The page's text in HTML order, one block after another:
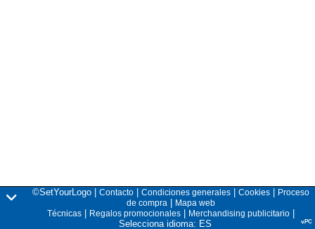
©SetYourLogo | Contacto| Condiciones generales| Cookies|
Proceso
de compra|
Mapa web
Técnicas| Regalos promocionales| Merchandising publicitario|
Selecciona idioma: ES
v.PC